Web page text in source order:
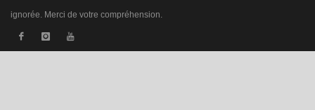
ignorée. Merci de votre compréhension.